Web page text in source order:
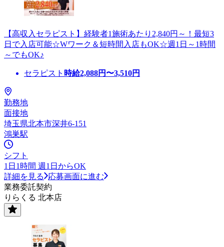
【高収入セラピスト】経験者1施術あたり2,840円～！最短3
日で入店可能☆Wワーク＆短時間入店もOK☆週1日～1時間
～でもOK♪
セラピスト 時給2,088円〜3,510円
勤務地
面接地
埼玉県北本市深井6-151
鴻巣駅
シフト
1日1時間 週1日からOK
詳細を見る
応募画面に進む
業務委託契約
りらくる 北本店